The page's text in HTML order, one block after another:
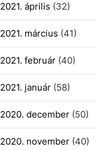
2021. április (32)
2021. március (41)
2021. február(40)
2021. január(58)
2020. december(50)
2020. november(40)